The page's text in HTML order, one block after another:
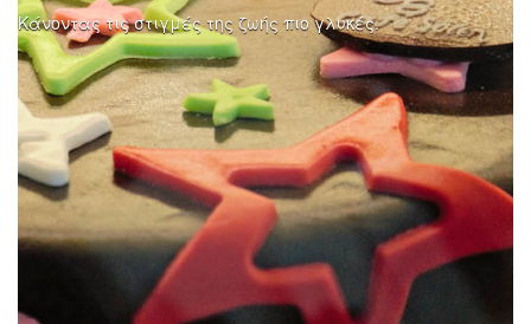
Κάνοντας τις στιγμές της ζωής πιο γλυκές.